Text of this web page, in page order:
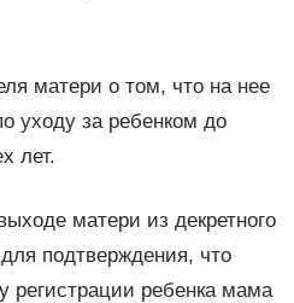
матери о том, что на нее
уходу за ребенком до
лет.
матери из декретного
подтверждения, что
регистрации ребенка мама